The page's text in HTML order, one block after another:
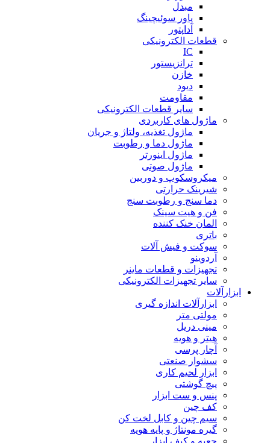
مبدل
پاور سوئیچینگ
آداپتور
قطعات الکترونیکی
IC
ترانزیستور
خازن
دیود
مقاومت
سایر قطعات الکترونیکی
ماژول های کاربردی
ماژول تغذیه، ولتاژ و جریان
ماژول دما و رطوبت
ماژول اینورتر
ماژول صوتی
میکروسکوپ و دوربین
شیرینک حرارتی
دما سنج و رطوبت سنج
فن و هیت سینک
المان خنک کننده
باتری
سوکت و فیش آلات
آردوینو
تجهیزات و قطعات ماینر
سایر تجهیزات الکترونیکی
ابزارآلات
ابزارآلات اندازه گیری
مولتی متر
مینی دریل
هیتر و هویه
آچار پرسی
سشوار صنعتی
ابزار لحیم کاری
پیچ گوشتی
پنس و ست ابزار
کف چین
سیم چین و کابل لخت کن
گیره مونتاژ و پایه هویه
جعبه و کیف ابزار